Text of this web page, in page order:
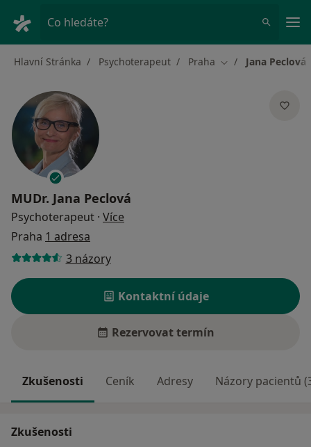
Co hledáte?
Hlavní Stránka Psychoterapeut Praha Změna města
Jana Peclová
MUDr. Jana Peclová
Psychoterapeut · Více
Praha 1 adresa
3 názory
Kontaktní údaje
Rezervovat termín
Zkušenosti Ceník Adresy Názory pacientů
Zkušenosti